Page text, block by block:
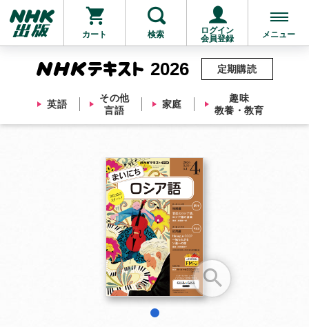
カート 検索
ログイン
会員登録
メニュー
2026
英語
その他
言語
家庭
趣味
教養・教育
定期購読
他にも商品を買う